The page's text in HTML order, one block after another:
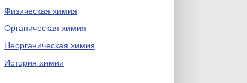
Физическая химия
Органическая химия
Неорганическая химия
История химии